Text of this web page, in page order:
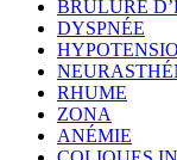
BRÛLURE
DYSPNÉE
RHUME
ZONA
ANÉMIE